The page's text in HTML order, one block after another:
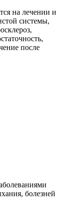
на лечении и
системы,
после
болезней